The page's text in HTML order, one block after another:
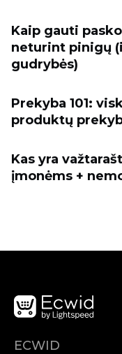
Kaip gauti
neturint pinigų
gudrybės)
Prekyba 101:
produktų
Kas yra
įmonėms +
ECWID